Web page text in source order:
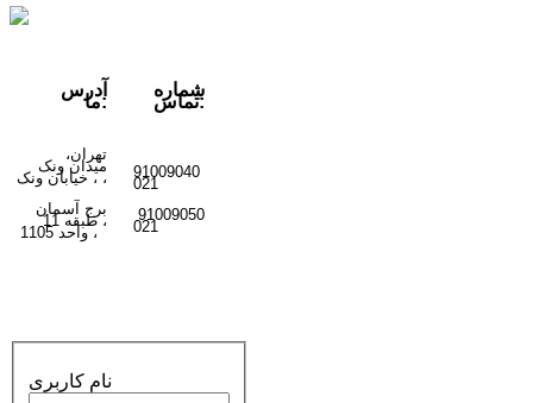
ما:
شماره
تماس:
میدان ونک
،خیابان ونک ،
برج آسمان
، طبقه 11
،
91009040
021
91009050
021
نام کاربری